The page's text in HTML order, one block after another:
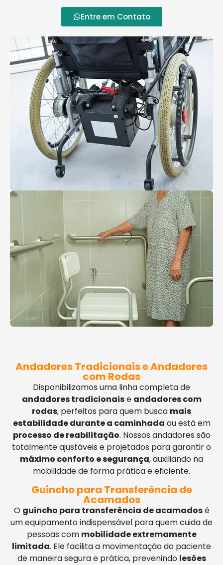
Entre em Contato
Andadores Tradicionais e Andadores
com Rodas
Disponibilizamos uma linha completa de
andadores tradicionaise andadores com
rodas, perfeitos para quem busca mais
estabilidade durante a caminhada ou está em
processo de reabilitação. Nossos andadores são
totalmente ajustáveis e projetados para garantir o
máximo conforto e segurança, auxiliando na
mobilidade de forma prática e eficiente.
Guincho para Transferência de
Acamados
O guincho para transferência de acamadosé
um equipamento indispensável para quem cuida de
pessoas com mobilidade extremamente
limitada. Ele facilita a movimentação do paciente
de maneira segura e prática, prevenindo lesões